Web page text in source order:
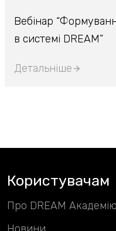
Вебінар
в системі DREAM”
Детальніше
Користувачам
Про DREAM Академію